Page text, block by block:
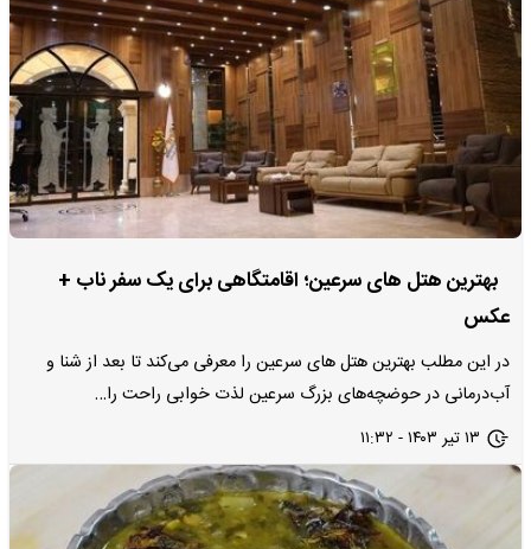
بهترین هتل های سرعین؛ اقامتگاهی برای یک سفر ناب +
عکس
در این مطلب بهترین هتل های سرعین را معرفی می‌کند تا بعد از شنا و
آب‌درمانی در حوضچه‌های بزرگ سرعین لذت خوابی راحت را…
۱۳ تیر ۱۴۰۳ - ۱۱:۳۲